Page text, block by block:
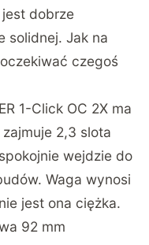
dobrze
solidnej. Jak na
czegoś
1-Click OC 2X ma
2,3 slota
wejdzie do
Waga wynosi
jest ona ciężka.
92 mm